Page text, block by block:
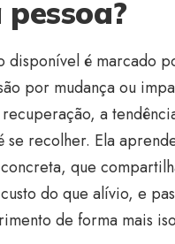
disponível é marcado
por mudança ou
a
se recolher. Ela
que
do que alívio, e
de forma mais